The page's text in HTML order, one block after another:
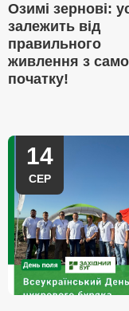
Озимі зернові:
залежить від
правильного
живлення з
початку!
14
СЕР